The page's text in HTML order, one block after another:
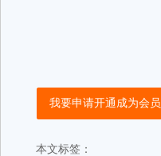
我要申请开通成为会员
本文标签：